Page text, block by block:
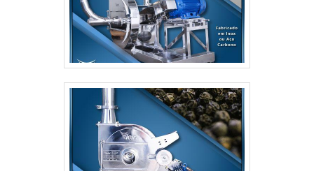
possíveis pelo fato de a empresa ter escritório de
alta qualidade onde são realizadas as atividades e
equipamentos de última geração. Tudo isso, unido a
uma equipe multidisciplinar de consultores
associados e de alta qualidade, garante uma
entrega de excelência de ponta a ponta..